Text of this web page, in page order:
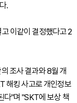
.
이같이 결정했다고 2
조사 결과와 8월 개
해킹 사고로 개인정보
다"며 "SKT에 보상 책